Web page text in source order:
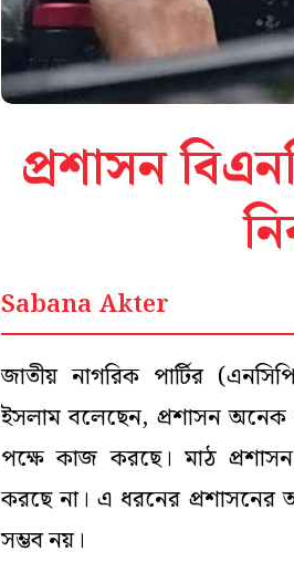
প্রশাসন
Sabana Akter
জাতীয় নাগরিক পার্টির
ইসলাম বলেছেন, প্রশাসন অনেক
পক্ষে কাজ করছে। মাঠ
করছে না। এ ধরনের প্রশাসনের
সম্ভব নয়।